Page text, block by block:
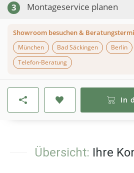
3 Montageservice planen
Showroom besuchen &
München
Bad Säckingen Berlin
Telefon-Beratung
In
Übersicht: Ihre